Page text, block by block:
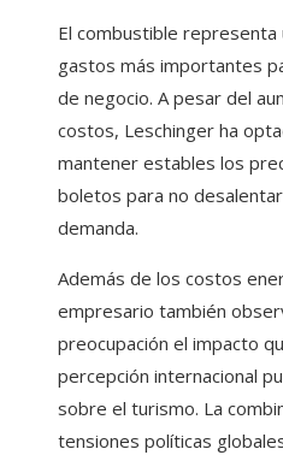
El combustible representa
gastos más importantes
de negocio. A pesar del
costos, Leschinger ha
mantener estables los
boletos para no
demanda.
Además de los costos
empresario también
preocupación el impacto
percepción internacional
sobre el turismo. La
tensiones políticas